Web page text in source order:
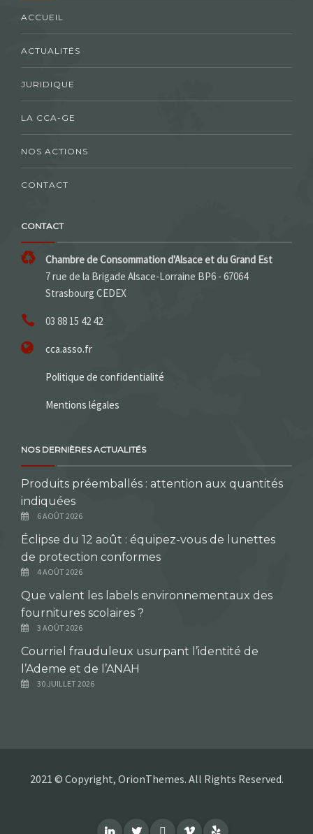
ACCUEIL
ACTUALITÉS
JURIDIQUE
LA CCA-GE
NOS ACTIONS
CONTACT
CONTACT
Chambre de Consommation d'Alsace et du Grand Est
7 rue de la Brigade Alsace-Lorraine BP6 - 67064
Strasbourg CEDEX
03 88 15 42 42
cca.asso.fr
Politique de confidentialité
Mentions légales
NOS DERNIÈRES ACTUALITÉS
Produits préemballés : attention aux quantités
indiquées
6 AOÛT 2026
Éclipse du 12 août : équipez-vous de lunettes
de protection conformes
4 AOÛT 2026
Que valent les labels environnementaux des
fournitures scolaires ?
3 AOÛT 2026
Courriel frauduleux usurpant l’identité de
l’Ademe et de l’ANAH
30 JUILLET 2026
2021 © Copyright, OrionThemes. All Rights Reserved.